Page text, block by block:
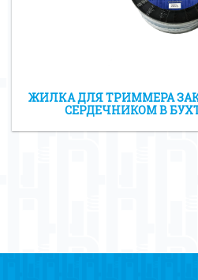
ЖИЛКА ДЛЯ ТРИММЕРА
СЕРДЕЧНИКОМ В